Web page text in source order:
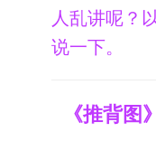
人乱讲呢？
说一下。
《推背图